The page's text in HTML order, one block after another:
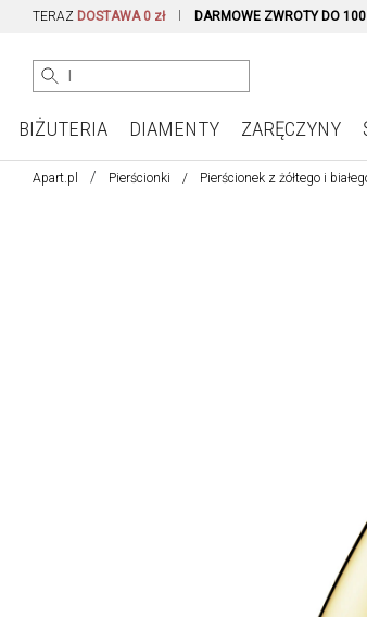
TERAZ DOSTAWA 0 zł DARMOWE ZWROTY DO 100
BIŻUTERIA DIAMENTY ZARĘCZYNY
Apart.pl Pierścionki Pierścionek z żółtego i